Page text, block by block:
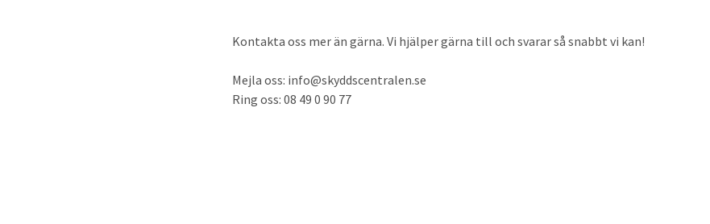
Kontakta oss mer än gärna. Vi hjälper gärna till och svarar så snabbt vi kan!
Mejla oss: info@skyddscentralen.se
Ring oss: 08 49 0 90 77